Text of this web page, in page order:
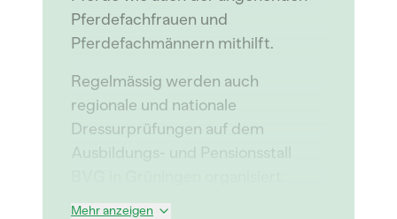
Pferdefachfrauen und
Pferdefachmännern mithilft.
Regelmässig werden auch
regionale und nationale
Dressurprüfungen auf dem
Ausbildungs- und Pensionsstall
Mehr anzeigen